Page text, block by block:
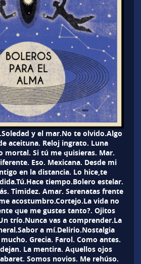
y el mar.No te olvido.Algo
aceituna. Reloj ingrato. Luna
mortal. Si tú me quisieras. Mar.
Eso. Mexicana. Desde mi
en la distancia. Lo hice,te
tiempo.Bolero estelar.
Timidez. Amar. Serenatas frente
acostumbro.Cortejo.La vida no
que me gustes tanto?. Ojitos
trío.Nunca vas a comprender.La
a mí.Delirio.Nostalgia
Grecia. Farol. Como antes.
La mentira. Aquellos ojos
Somos novios. Me rehúso.